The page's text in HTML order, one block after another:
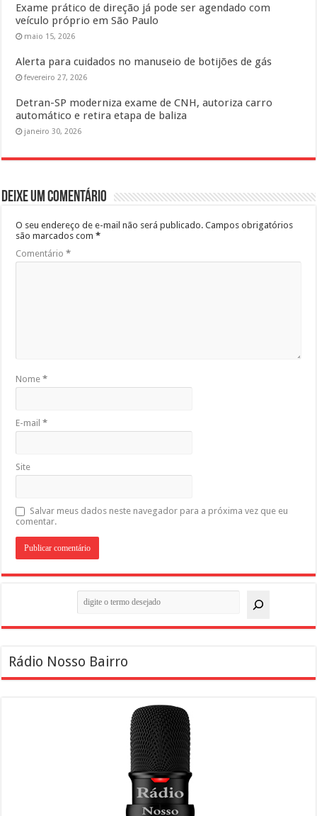
Exame prático de direção já pode ser agendado com
veículo próprio em São Paulo
maio 15, 2026
Alerta para cuidados no manuseio de botijões de gás
fevereiro 27, 2026
Detran-SP moderniza exame de CNH, autoriza carro
automático e retira etapa de baliza
janeiro 30, 2026
Deixe um comentário
O seu endereço de e-mail não será publicado. Campos obrigatórios
são marcados com*
Comentário*
Nome*
E-mail*
Site
Salvar meus dados neste navegador para a próxima vez que eu
comentar.
Rádio Nosso Bairro